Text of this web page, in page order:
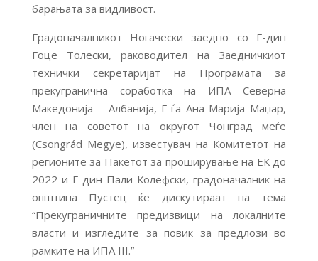
барањата за видливост.
Градоначалникот Ногачески заедно со Г-дин
Гоце Толески, раководител на Заедничкиот
технички секретаријат на Програмата за
прекугранична соработка на ИПА Северна
Македонија – Албанија, Г-ѓа Ана-Марија Маџар,
член на советот на округот Чонград меѓе
(Csongrád Megye), известувач на Комитетот на
регионите за Пакетот за проширување на ЕК до
2022 и Г-дин Пали Колефски, градоначалник на
општина Пустец ќе дискутираат на тема
“Прекуграничните предизвици на локалните
власти и изгледите за повик за предлози во
рамките на ИПА III.”